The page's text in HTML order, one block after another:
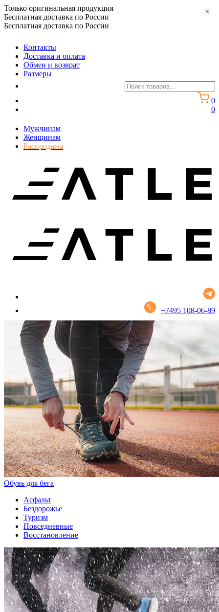
Только оригинальная продукция
Бесплатная доставка по России
Бесплатная доставка по России
Контакты
Доставка и оплата
Обмен и возврат
Размеры
0
0
Мужчинам
Женщинам
Распродажа
+7495 108-06-89
Обувь для бега
Асфальт
Бездорожье
Туризм
Повседневные
Восстановление
×